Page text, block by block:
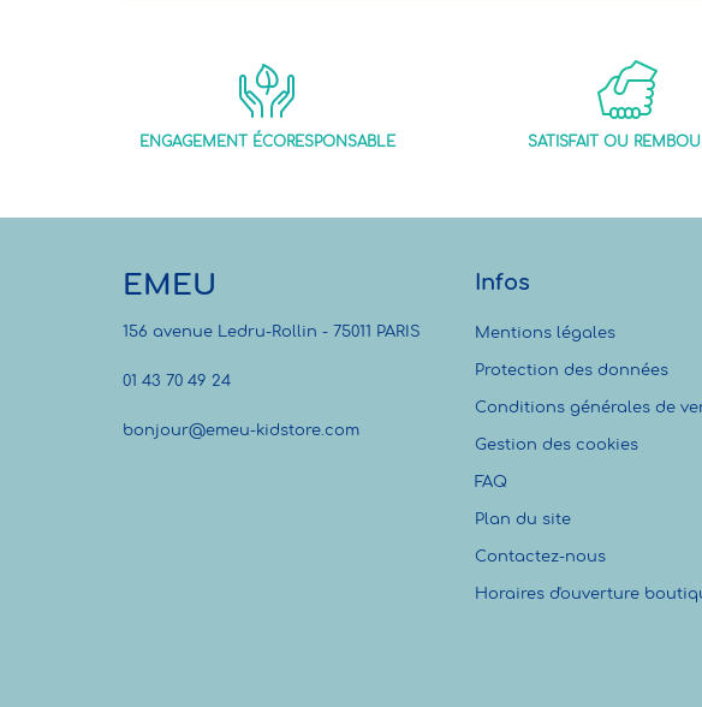
ENGAGEMENT ÉCORESPONSABLE SATISFAIT OU
EMEU
156 avenue Ledru-Rollin - 75011 PARIS
01 43 70 49 24
bonjour@emeu-kidstore.com
Infos
Mentions légales
Protection des données
Conditions générales de
Gestion des cookies
FAQ
Plan du site
Contactez-nous
Horaires d'ouverture